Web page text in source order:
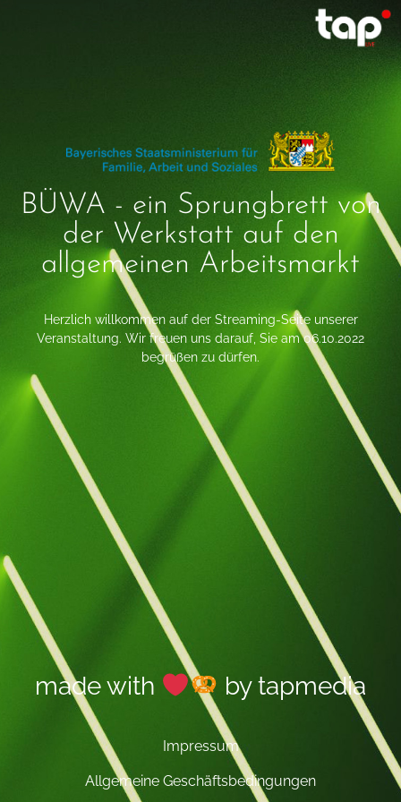
BÜWA - ein Sprungbrett von
der Werkstatt auf den
allgemeinen Arbeitsmarkt
Herzlich willkommen auf der Streaming-Seite unserer
Veranstaltung. Wir freuen uns darauf, Sie am 06.10.2022
begrüßen zu dürfen.
made with bytapmedia
Impressum
Allgemeine Geschäftsbedingungen